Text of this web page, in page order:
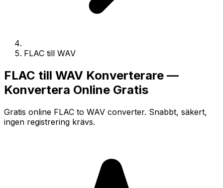
FLAC till WAV
FLAC till WAV Konverterare —
Konvertera Online Gratis
Gratis online FLAC to WAV converter. Snabbt, säkert,
ingen registrering krävs.